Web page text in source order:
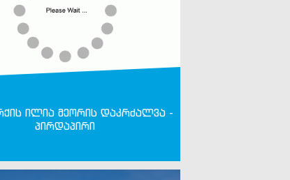
ილია მეორის დაკრძალვა -
პირდაპირი